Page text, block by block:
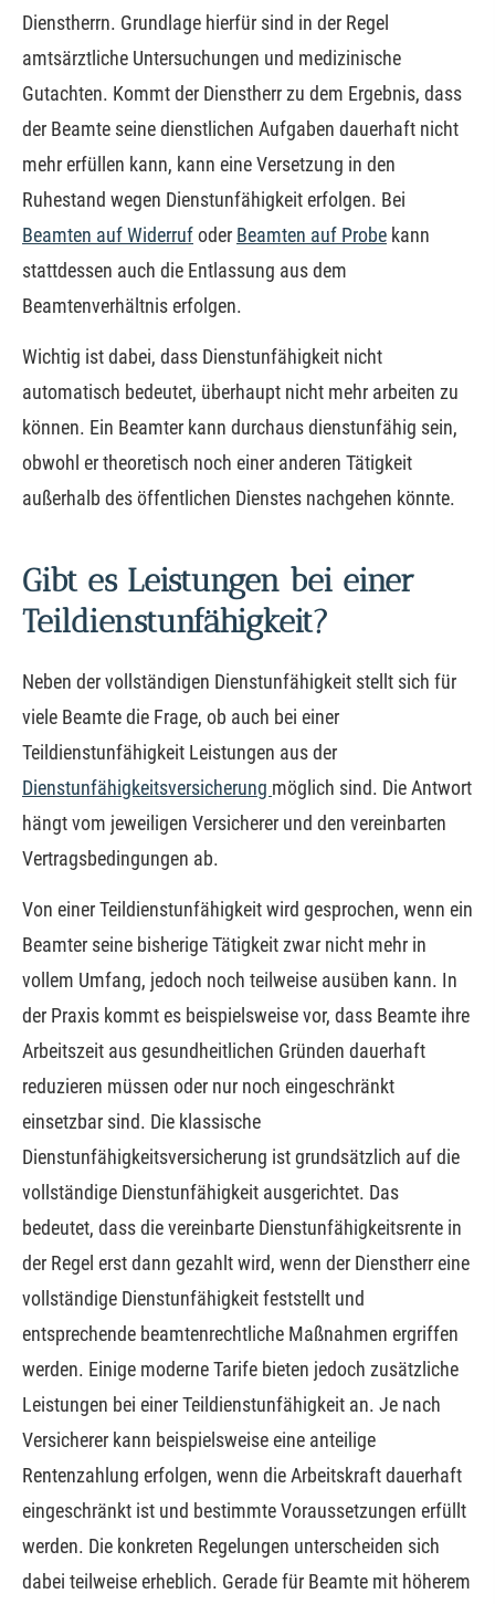
Dienstherrn. Grundlage hierfür sind in der Regel
amtsärztliche Untersuchungen und medizinische
Gutachten. Kommt der Dienstherr zu dem Ergebnis, dass
der Beamte seine dienstlichen Aufgaben dauerhaft nicht
mehr erfüllen kann, kann eine Versetzung in den
Ruhestand wegen Dienstunfähigkeit erfolgen. Bei
Beamten auf Widerrufoder Beamten auf Probe kann
stattdessen auch die Entlassung aus dem
Beamtenverhältnis erfolgen.
Wichtig ist dabei, dass Dienstunfähigkeit nicht
automatisch bedeutet, überhaupt nicht mehr arbeiten zu
können. Ein Beamter kann durchaus dienstunfähig sein,
obwohl er theoretisch noch einer anderen Tätigkeit
außerhalb des öffentlichen Dienstes nachgehen könnte.
Gibt es Leistungen bei einer
Teildienstunfähigkeit?
Neben der vollständigen Dienstunfähigkeit stellt sich für
viele Beamte die Frage, ob auch bei einer
Teildienstunfähigkeit Leistungen aus der
Dienstunfähigkeitsversicherung möglich sind. Die Antwort
hängt vom jeweiligen Versicherer und den vereinbarten
Vertragsbedingungen ab.
Von einer Teildienstunfähigkeit wird gesprochen, wenn ein
Beamter seine bisherige Tätigkeit zwar nicht mehr in
vollem Umfang, jedoch noch teilweise ausüben kann. In
der Praxis kommt es beispielsweise vor, dass Beamte ihre
Arbeitszeit aus gesundheitlichen Gründen dauerhaft
reduzieren müssen oder nur noch eingeschränkt
einsetzbar sind. Die klassische
Dienstunfähigkeitsversicherung ist grundsätzlich auf die
vollständige Dienstunfähigkeit ausgerichtet. Das
bedeutet, dass die vereinbarte Dienstunfähigkeitsrente in
der Regel erst dann gezahlt wird, wenn der Dienstherr eine
vollständige Dienstunfähigkeit feststellt und
entsprechende beamtenrechtliche Maßnahmen ergriffen
werden. Einige moderne Tarife bieten jedoch zusätzliche
Leistungen bei einer Teildienstunfähigkeit an. Je nach
Versicherer kann beispielsweise eine anteilige
Rentenzahlung erfolgen, wenn die Arbeitskraft dauerhaft
eingeschränkt ist und bestimmte Voraussetzungen erfüllt
werden. Die konkreten Regelungen unterscheiden sich
dabei teilweise erheblich. Gerade für Beamte mit höherem